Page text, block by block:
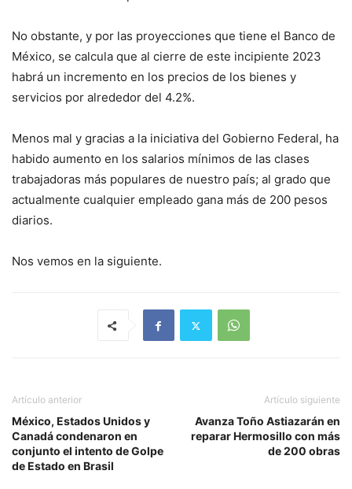
No obstante, y por las proyecciones que tiene el Banco de
México, se calcula que al cierre de este incipiente 2023
habrá un incremento en los precios de los bienes y
servicios por alrededor del 4.2%.
Menos mal y gracias a la iniciativa del Gobierno Federal, ha
habido aumento en los salarios mínimos de las clases
trabajadoras más populares de nuestro país; al grado que
actualmente cualquier empleado gana más de 200 pesos
diarios.
Nos vemos en la siguiente.
Artículo anterior
México, Estados Unidos y
Canadá condenaron en
conjunto el intento de Golpe
de Estado en Brasil
Artículo siguiente
Avanza Toño Astiazarán en
reparar Hermosillo con más
de 200 obras